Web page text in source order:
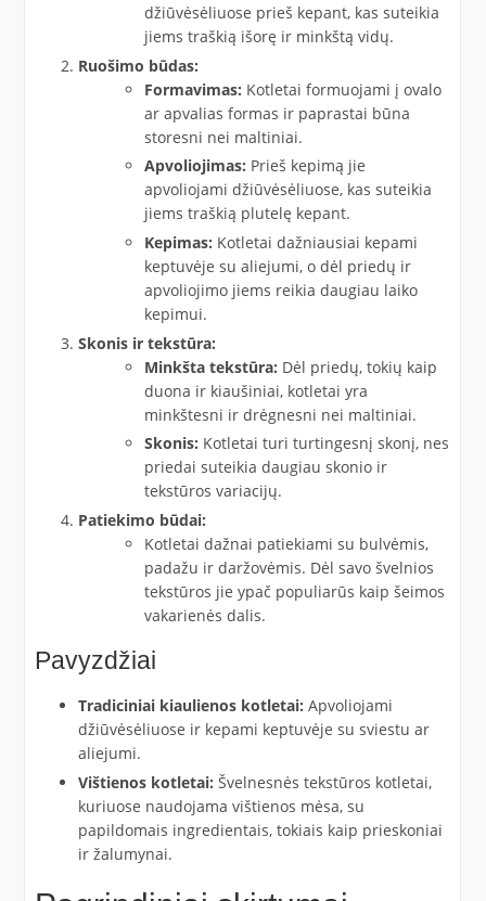
džiūvėsėliuose prieš kepant, kas suteikia
jiems traškią išorę ir minkštą vidų.
Ruošimo būdas:
Formavimas: Kotletai formuojami į ovalo
ar apvalias formas ir paprastai būna
storesni nei maltiniai.
Apvoliojimas: Prieš kepimą jie
apvoliojami džiūvėsėliuose, kas suteikia
jiems traškią plutelę kepant.
Kepimas: Kotletai dažniausiai kepami
keptuvėje su aliejumi, o dėl priedų ir
apvoliojimo jiems reikia daugiau laiko
kepimui.
Skonis ir tekstūra:
Minkšta tekstūra: Dėl priedų, tokių kaip
duona ir kiaušiniai, kotletai yra
minkštesni ir drėgnesni nei maltiniai.
Skonis: Kotletai turi turtingesnį skonį, nes
priedai suteikia daugiau skonio ir
tekstūros variacijų.
Patiekimo būdai:
Kotletai dažnai patiekiami su bulvėmis,
padažu ir daržovėmis. Dėl savo švelnios
tekstūros jie ypač populiarūs kaip šeimos
vakarienės dalis.
Pavyzdžiai
Tradiciniai kiaulienos kotletai: Apvoliojami
džiūvėsėliuose ir kepami keptuvėje su sviestu ar
aliejumi.
Vištienos kotletai: Švelnesnės tekstūros kotletai,
kuriuose naudojama vištienos mėsa, su
papildomais ingredientais, tokiais kaip prieskoniai
ir žalumynai.